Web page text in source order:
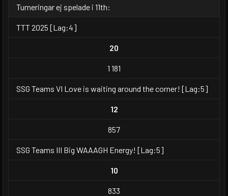
Turneringar ej spelade i 11th:
TTT 2025 [Lag:4]
20
1 181
SSG Teams VI Love is waiting around the corner! [Lag:5]
12
857
SSG Teams III Big WAAAGH Energy! [Lag:5]
10
833